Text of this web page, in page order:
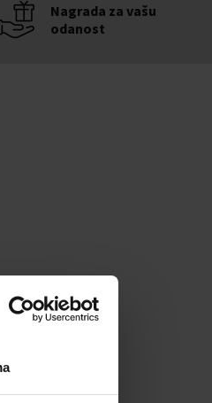
Nagrada za vašu
odanost